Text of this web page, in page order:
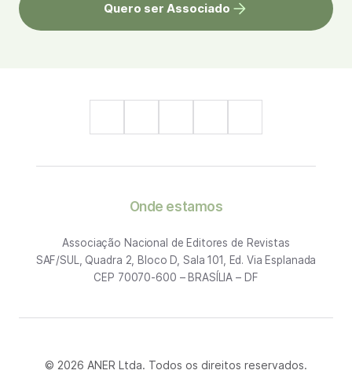
Quero ser Associado
Onde estamos
Associação Nacional de Editores de Revistas
SAF/SUL, Quadra 2, Bloco D, Sala 101, Ed. Via Esplanada
CEP 70070-600 – BRASÍLIA – DF
© 2026 ANER Ltda. Todos os direitos reservados.